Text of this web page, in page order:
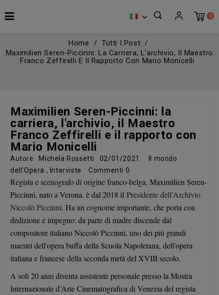
0

Home
Tutti I Post
Maximilien Seren-Piccinni: La Carriera, L'archivio, Il Maestro
Franco Zeffirelli E Il Rapporto Con Mario Monicelli
Maximilien Seren-Piccinni: la
carriera, l'archivio, il Maestro
Franco Zeffirelli e il rapporto con
Mario Monicelli
Autore Michela Rossetti 02/01/2021
Il mondo
dell'Opera , Interviste Commenti 0
Regista e scenografo di origine franco-belga, Maximilien Seren-
Piccinni, nato a Verona, è dal 2018 il Presidente dell’Archivio
Niccolò Piccinni. Ha un cognome importante, che porta con
dedizione e impegno: da parte di madre discende dal
compositore italiano Niccolò Piccinni, uno dei più grandi
maestri dell'opera buffa della Scuola Napoletana, dell'opera
italiana e francese della seconda metà del XVIII secolo.
A soli 20 anni diventa assistente personale presso la Mostra
Internazionale d’Arte Cinematografica di Venezia del regista